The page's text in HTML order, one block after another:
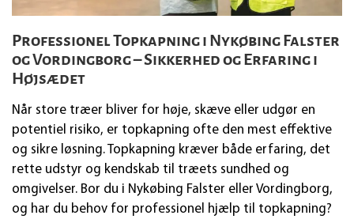
Professionel Topkapning i Nykøbing Falster
og Vordingborg – Sikkerhed og Erfaring i
Højsædet
Når store træer bliver for høje, skæve eller udgør en
potentiel risiko, er topkapning ofte den mest effektive
og sikre løsning. Topkapning kræver både erfaring, det
rette udstyr og kendskab til træets sundhed og
omgivelser. Bor du i Nykøbing Falster eller Vordingborg,
og har du behov for professionel hjælp til topkapning?